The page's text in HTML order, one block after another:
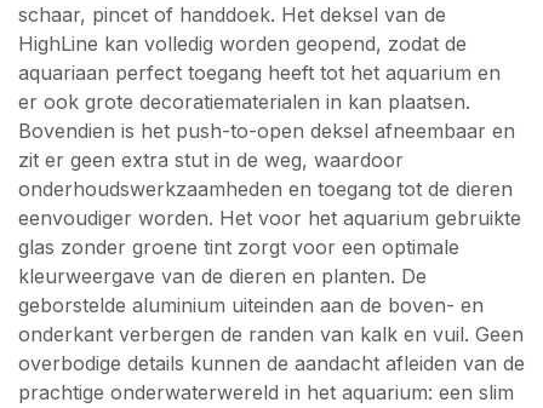
schaar, pincet of handdoek. Het deksel van de
HighLine kan volledig worden geopend, zodat de
aquariaan perfect toegang heeft tot het aquarium en
er ook grote decoratiematerialen in kan plaatsen.
Bovendien is het push-to-open deksel afneembaar en
zit er geen extra stut in de weg, waardoor
onderhoudswerkzaamheden en toegang tot de dieren
eenvoudiger worden. Het voor het aquarium gebruikte
glas zonder groene tint zorgt voor een optimale
kleurweergave van de dieren en planten. De
geborstelde aluminium uiteinden aan de boven- en
onderkant verbergen de randen van kalk en vuil. Geen
overbodige details kunnen de aandacht afleiden van de
prachtige onderwaterwereld in het aquarium: een slim